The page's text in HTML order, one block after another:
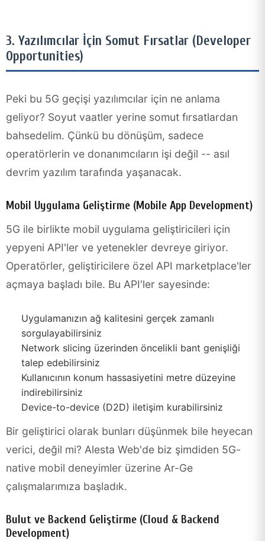
3. Yazılımcılar İçin Somut Fırsatlar (Developer
Opportunities)
Peki bu 5G geçişi yazılımcılar için ne anlama
geliyor? Soyut vaatler yerine somut fırsatlardan
bahsedelim. Çünkü bu dönüşüm, sadece
operatörlerin ve donanımcıların işi değil -- asıl
devrim yazılım tarafında yaşanacak.
Mobil Uygulama Geliştirme (Mobile App Development)
5G ile birlikte mobil uygulama geliştiricileri için
yepyeni API'ler ve yetenekler devreye giriyor.
Operatörler, geliştiricilere özel API marketplace'ler
açmaya başladı bile. Bu API'ler sayesinde:
Uygulamanızın ağ kalitesini gerçek zamanlı
sorgulayabilirsiniz
Network slicing üzerinden öncelikli bant genişliği
talep edebilirsiniz
Kullanıcının konum hassasiyetini metre düzeyine
indirebilirsiniz
Device-to-device (D2D) iletişim kurabilirsiniz
Bir geliştirici olarak bunları düşünmek bile heyecan
verici, değil mi? Alesta Web'de biz şimdiden 5G-
native mobil deneyimler üzerine Ar-Ge
çalışmalarımıza başladık.
Bulut ve Backend Geliştirme (Cloud & Backend
Development)